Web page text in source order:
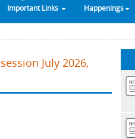
Important Links
Happenings
July 2026,